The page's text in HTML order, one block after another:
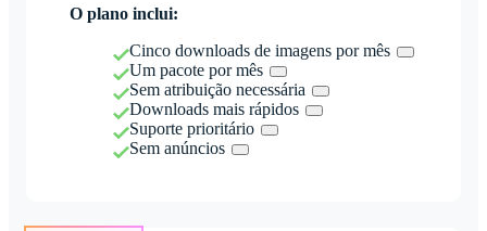
O plano inclui:
Cinco downloads de imagens por mês
Um pacote por mês
Sem atribuição necessária
Downloads mais rápidos
Suporte prioritário
Sem anúncios